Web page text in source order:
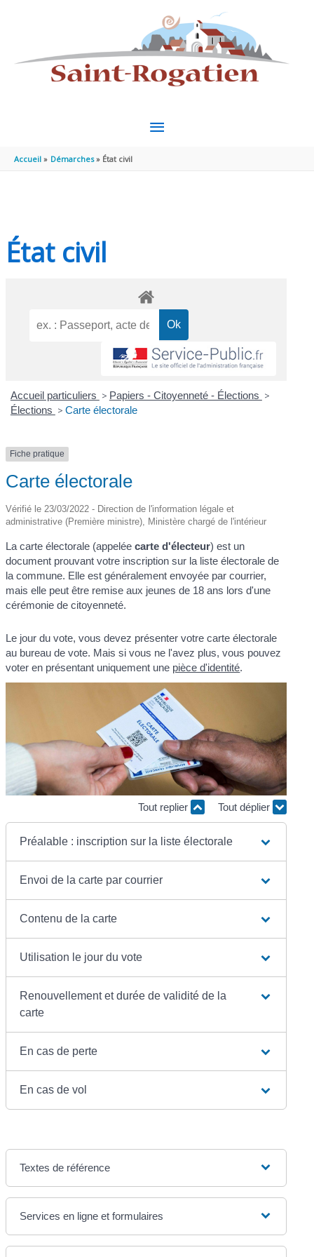
MENU
Accueil Démarches État civil
État civil
Accueil particuliers > Papiers - Citoyenneté - Élections >
Élections > Carte électorale
Fiche pratique
Carte électorale
Vérifié le 23/03/2022 - Direction de l'information légale et
administrative (Première ministre), Ministère chargé de l'intérieur
La carte électorale (appeléecarte d'électeur) est un
document prouvant votre inscription sur la liste électorale de
la commune. Elle est généralement envoyée par courrier,
mais elle peut être remise aux jeunes de 18 ans lors d'une
cérémonie de citoyenneté.
Le jour du vote, vous devez présenter votre carte électorale
au bureau de vote. Mais si vous ne l'avez plus, vous pouvez
voter en présentant uniquement une pièce d'identité.
Tout replier Tout déplier
Préalable : inscription sur la liste électorale
Envoi de la carte par courrier
Contenu de la carte
Utilisation le jour du vote
Renouvellement et durée de validité de la
carte
En cas de perte
En cas de vol
Textes de référence
Services en ligne et formulaires